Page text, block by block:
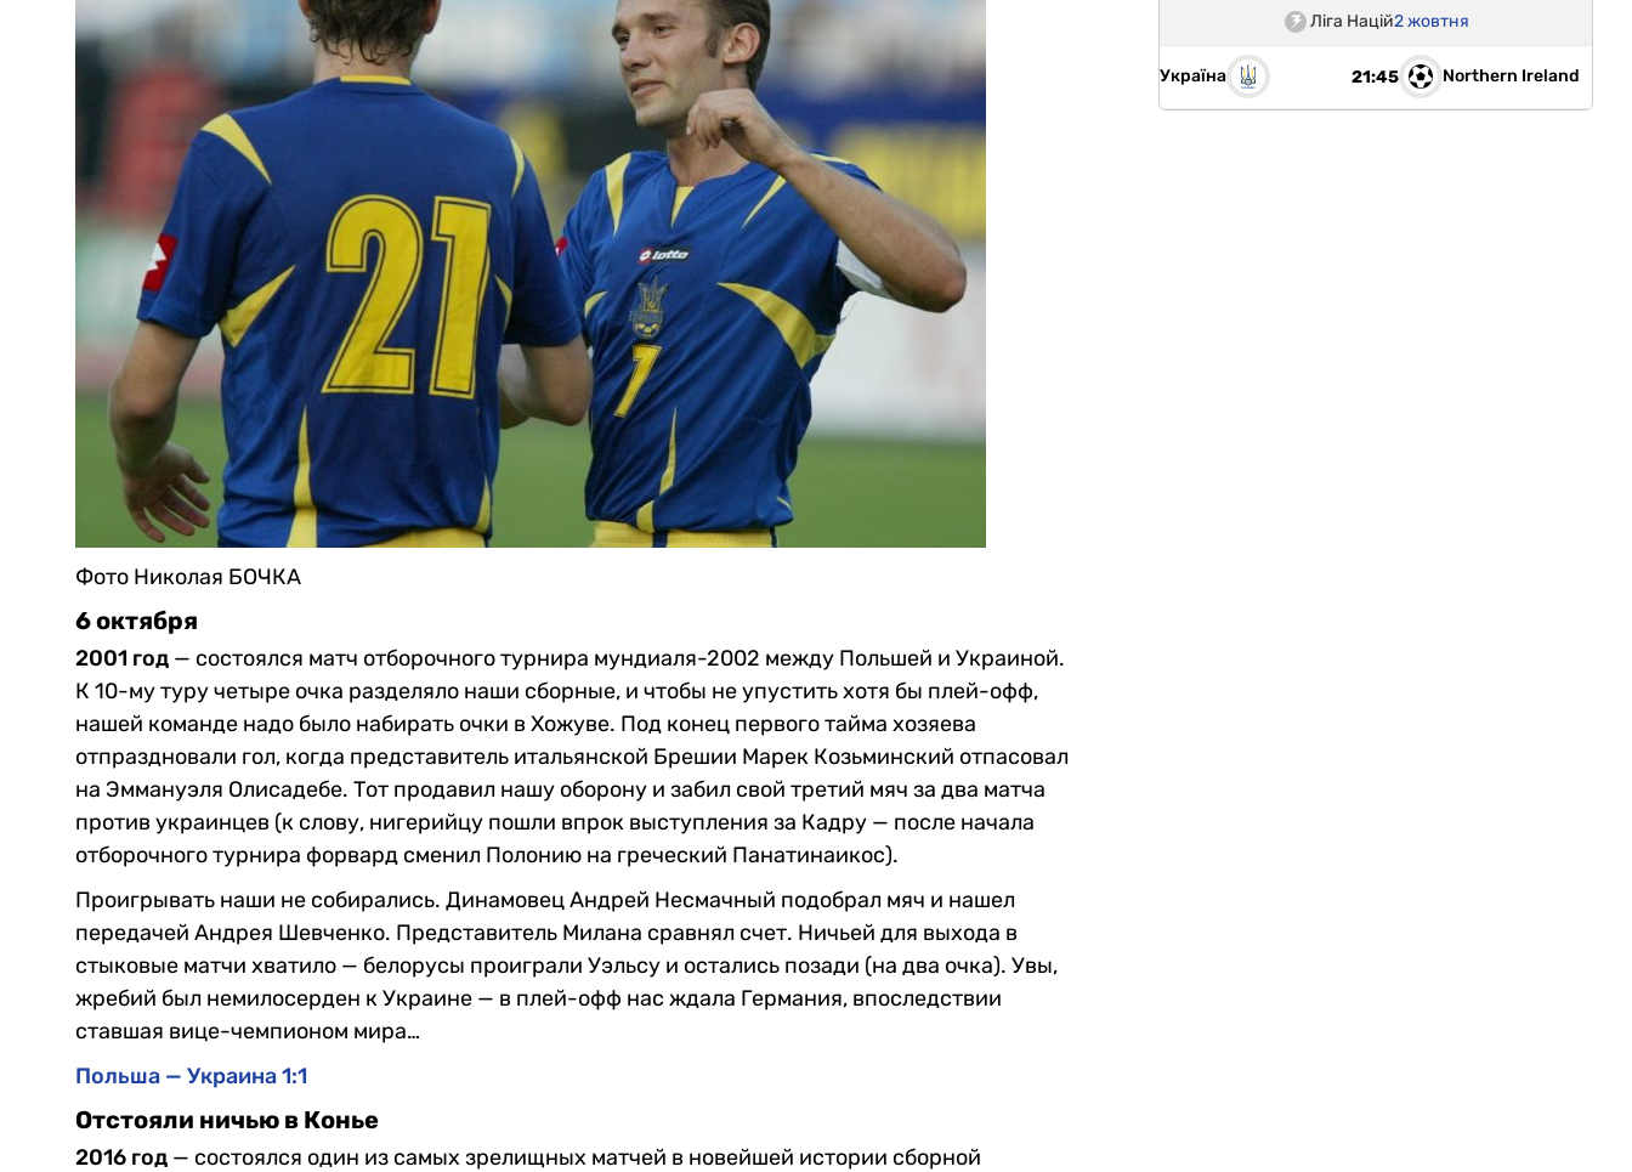
Фото Николая БОЧКА
6 октября
2001 год — состоялся матч отборочного турнира мундиаля-2002 между Польшей и Украиной.
К 10-му туру четыре очка разделяло наши сборные, и чтобы не упустить хотя бы плей-офф,
нашей команде надо было набирать очки в Хожуве. Под конец первого тайма хозяева
отпраздновали гол, когда представитель итальянской Брешии Марек Козьминский отпасовал
на Эммануэля Олисадебе. Тот продавил нашу оборону и забил свой третий мяч за два матча
против украинцев (к слову, нигерийцу пошли впрок выступления за Кадру — после начала
отборочного турнира форвард сменил Полонию на греческий Панатинаикос).
Проигрывать наши не собирались. Динамовец Андрей Несмачный подобрал мяч и нашел
передачей Андрея Шевченко. Представитель Милана сравнял счет. Ничьей для выхода в
стыковые матчи хватило — белорусы проиграли Уэльсу и остались позади (на два очка). Увы,
жребий был немилосерден к Украине — в плей-офф нас ждала Германия, впоследствии
ставшая вице-чемпионом мира…
Польша — Украина 1:1
Отстояли ничью в Конье
2016 год — состоялся один из самых зрелищных матчей в новейшей истории сборной
Ліга Націй2 жовтня
Україна 21:45 Northern Ireland